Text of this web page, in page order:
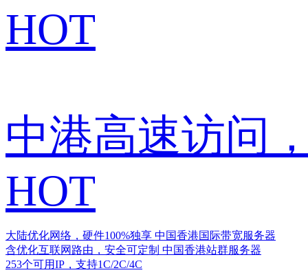
HOT
中港高速访问
HOT
大陆优化网络，硬件100%独享 中国香港国际带宽服务器
含优化互联网路由，安全可定制 中国香港站群服务器
253个可用IP，支持1C/2C/4C